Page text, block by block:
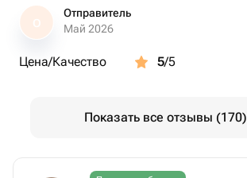
О
Отправитель
Май 2026
Цена/Качество 5/5
Показать все отзывы (170)